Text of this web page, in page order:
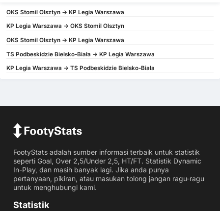
OKS Stomil Olsztyn -> KP Legia Warszawa
KP Legia Warszawa -> OKS Stomil Olsztyn
OKS Stomil Olsztyn -> KP Legia Warszawa
TS Podbeskidzie Bielsko-Biała -> KP Legia Warszawa
KP Legia Warszawa -> TS Podbeskidzie Bielsko-Biała
FootyStats adalah sumber informasi terbaik untuk statistik
seperti Goal, Over 2,5/Under 2,5, HT/FT. Statistik Dynamic
In-Play, dan masih banyak lagi. Jika anda punya
pertanyaan, pikiran, atau masukan tolong jangan ragu-ragu
untuk menghubungi kami.
Statistik